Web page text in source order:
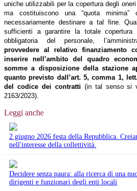
uniche utilizzabili per la copertura degli
ma costituiscono una “quota minima”
necessariamente destinare a tal fine.
sufficienti a garantire la totale copertura
obbligatoria del personale,
provvedere al relativo finanziamento
inserire nell’ambito del quadro
somme a disposizione della stazione
quanto previsto dall’art. 5, comma 1,
del codice dei contratti (in tal senso si
2163/2023).
Leggi anche
2 giugno 2026 festa della Repubblica.
nell'interesse della collettività.
Decidere senza paura: alla ricerca di una
dirigenti e funzionari degli enti locali